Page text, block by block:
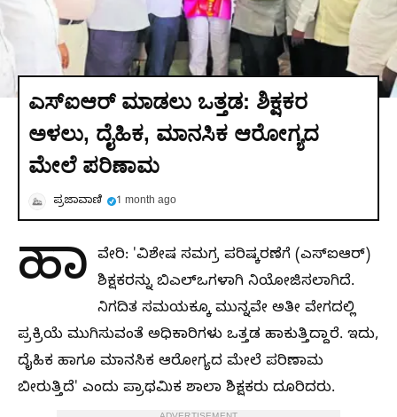
ಎಸ್‌ಐಆರ್ ಮಾಡಲು ಒತ್ತಡ: ಶಿಕ್ಷಕರ
ಅಳಲು, ದೈಹಿಕ, ಮಾನಸಿಕ ಆರೋಗ್ಯದ
ಮೇಲೆ ಪರಿಣಾಮ
ಪ್ರಜಾವಾಣಿ 1 month ago
ಹಾ ವೇರಿ: 'ವಿಶೇಷ ಸಮಗ್ರ ಪರಿಷ್ಕರಣೆಗೆ (ಎಸ್‌ಐಆರ್)
ಶಿಕ್ಷಕರನ್ನು ಬಿಎಲ್‌ಒಗಳಾಗಿ ನಿಯೋಜಿಸಲಾಗಿದೆ.
ನಿಗದಿತ ಸಮಯಕ್ಕೂ ಮುನ್ನವೇ ಅತೀ ವೇಗದಲ್ಲಿ
ಪ್ರಕ್ರಿಯೆ ಮುಗಿಸುವಂತೆ ಅಧಿಕಾರಿಗಳು ಒತ್ತಡ ಹಾಕುತ್ತಿದ್ದಾರೆ. ಇದು,
ದೈಹಿಕ ಹಾಗೂ ಮಾನಸಿಕ ಆರೋಗ್ಯದ ಮೇಲೆ ಪರಿಣಾಮ
ಬೀರುತ್ತಿದೆ' ಎಂದು ಪ್ರಾಥಮಿಕ ಶಾಲಾ ಶಿಕ್ಷಕರು ದೂರಿದರು.